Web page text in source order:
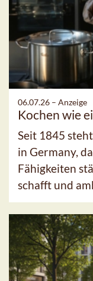
06.07.26 – Anzeige
Kochen wie
Seit 1845
in Germany,
Fähigkeiten
schafft und